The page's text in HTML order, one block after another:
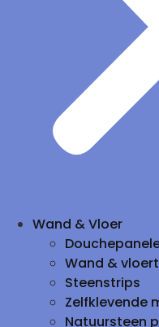
Wand & Vloer
Wand &
Steenstrips
Zelfklevende
Natuursteen